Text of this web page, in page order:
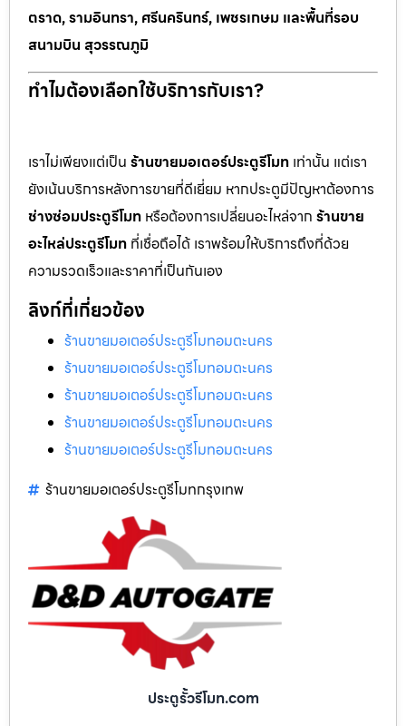
ตราด, รามอินทรา, ศรีนครินทร์, เพชรเกษม และพื้นที่รอบ
สนามบิน สุวรรณภูมิ
ทำไมต้องเลือกใช้บริการกับเรา?
เราไม่เพียงแต่เป็น ร้านขายมอเตอร์ประตูรีโมท เท่านั้น แต่เรา
ยังเน้นบริการหลังการขายที่ดีเยี่ยม หากประตูมีปัญหาต้องการ
ช่างซ่อมประตูรีโมท หรือต้องการเปลี่ยนอะไหล่จาก ร้านขาย
อะไหล่ประตูรีโมท ที่เชื่อถือได้ เราพร้อมให้บริการถึงที่ด้วย
ความรวดเร็วและราคาที่เป็นกันเอง
ลิงก์ที่เกี่ยวข้อง
ร้านขายมอเตอร์ประตูรีโมทอมตะนคร
ร้านขายมอเตอร์ประตูรีโมทอมตะนคร
ร้านขายมอเตอร์ประตูรีโมทอมตะนคร
ร้านขายมอเตอร์ประตูรีโมทอมตะนคร
ร้านขายมอเตอร์ประตูรีโมทอมตะนคร
ร้านขายมอเตอร์ประตูรีโมทกรุงเทพ
ประตูรั้วรีโมท.com